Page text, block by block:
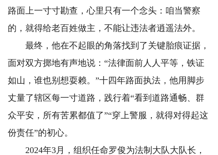
路面上一寸寸勘查，心里只有一个念头：咱当警察
的，就得给老百姓做主，不能让违法者逍遥法外。
最终，他在不起眼的角落找到了关键胎痕证据，
面对双方掷地有声地说：“法律面前人人平等，铁证
如山，谁也别想耍赖。”十四年路面执法，他用脚步
丈量了辖区每一寸道路，践行着“看到道路通畅、群
众平安，所有苦累都值了”“穿上警服，就得对得起这
份责任”的初心。
2024年3月，组织任命罗俊为法制大队大队长，